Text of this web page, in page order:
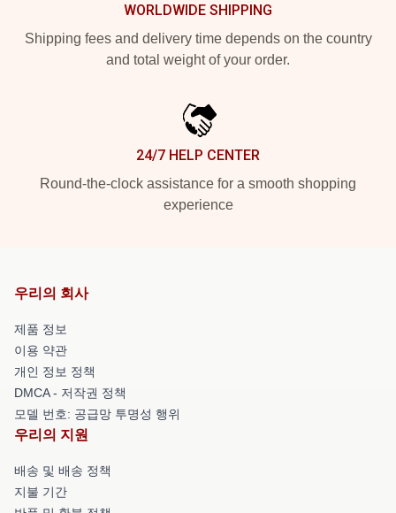
WORLDWIDE SHIPPING
Shipping fees and delivery time depends on the country
and total weight of your order.
24/7 HELP CENTER
Round-the-clock assistance for a smooth shopping
experience
우리의 회사
제품 정보
이용 약관
개인 정보 정책
DMCA - 저작권 정책
모델 번호: 공급망 투명성 행위
우리의 지원
배송 및 배송 정책
지불 기간